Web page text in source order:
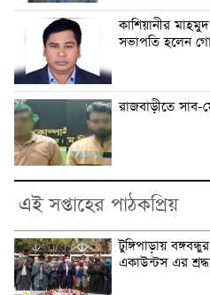
কাশিয়ানীর
সভাপতি হলেন
রাজবাড়ীতে
এই সপ্তাহের পাঠকপ্রিয়
টুঙ্গিপাড়ায়
একাউন্টস এর